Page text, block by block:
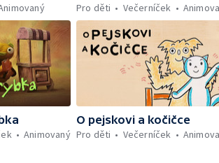
Pro děti
Večerníček
Animovaný
O pejskovi a kočičce
Pro děti
Večerníček